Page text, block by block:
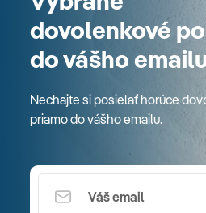
dovolenkové
do vášho
Nechajte si posielať horúce
priamo do vášho emailu.